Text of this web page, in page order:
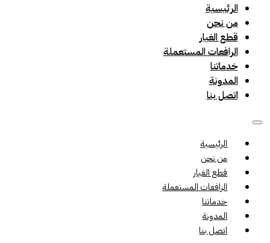
الرئيسية
من نحن
قطع الغيار
الرافعات المستعملة
خدماتنا
المدونة
اتصل بنا
الرئيسية
من نحن
قطع الغيار
الرافعات المستعملة
خدماتنا
المدونة
اتصل بنا